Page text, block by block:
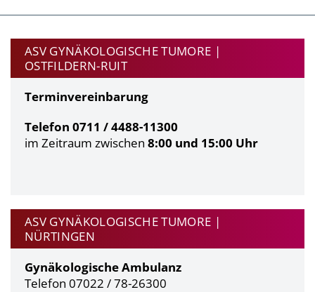
ASV GYNÄKOLOGISCHE TUMORE |
OSTFILDERN-RUIT
Terminvereinbarung
Telefon 0711 / 4488-11300
im Zeitraum zwischen 8:00 und 15:00 Uhr
ASV GYNÄKOLOGISCHE TUMORE |
NÜRTINGEN
Gynäkologische Ambulanz
Telefon 07022 / 78-26300